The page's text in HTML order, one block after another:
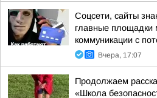
Соцсети, сайты
главные площадки
коммуникации с
Вчера, 17:07
Продолжаем
«Школа